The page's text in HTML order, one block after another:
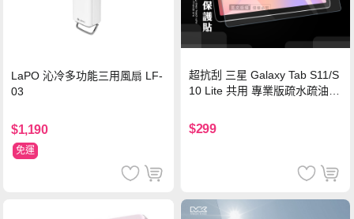
LaPO 沁冷多功能三用風扇 LF-
03
$1,190
免運
超抗刮 三星 Galaxy Tab S11/S
10 Lite 共用 專業版疏水疏油9
$299